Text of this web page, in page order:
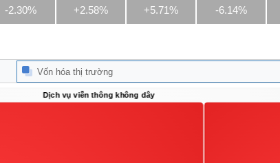
-2.30% +2.58% +5.71% -6.14%
Vốn hóa thị trường